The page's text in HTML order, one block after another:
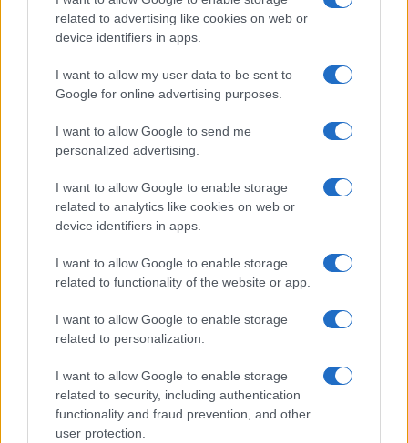
related to advertising like cookies on web or
device identifiers in apps.
I want to allow my user data to be sent to
Google for online advertising purposes.
I want to allow Google to send me
personalized advertising.
I want to allow Google to enable storage
related to analytics like cookies on web or
device identifiers in apps.
I want to allow Google to enable storage
related to functionality of the website or app.
I want to allow Google to enable storage
related to personalization.
I want to allow Google to enable storage
related to security, including authentication
functionality and fraud prevention, and other
user protection.
La tasa de desempleo en España baja al
la UE
España registra una tasa de desempleo del 10,1%…
ECONOMÍA